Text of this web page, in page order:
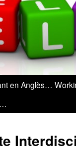
en Anglès…